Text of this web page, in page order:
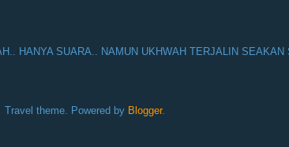
HANYA SUARA.. NAMUN UKHWAH TERJALIN
Travel theme. Powered by Blogger.